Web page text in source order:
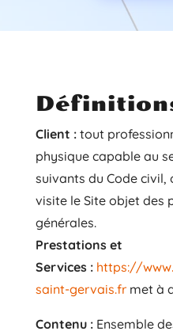
Client :tout
physique capable au
suivants du Code civil,
visite le Site objet des
générales.
Prestations et
Services : https://
saint-gervais.fr met à
Contenu :Ensemble